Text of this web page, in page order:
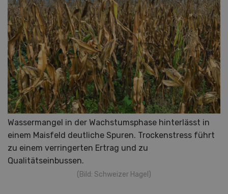
Wassermangel in der Wachstumsphase hinterlässt in
einem Maisfeld deutliche Spuren. Trockenstress führt
zu einem verringerten Ertrag und zu
Qualitätseinbussen.
(Bild: Schweizer Hagel)